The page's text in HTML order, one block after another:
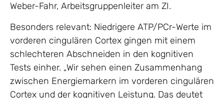
Weber-Fahr, Arbeitsgruppenleiter am ZI.
Besonders relevant: Niedrigere ATP/PCr-Werte im
vorderen cingulären Cortex gingen mit einem
schlechteren Abschneiden in den kognitiven
Tests einher. „Wir sehen einen Zusammenhang
zwischen Energiemarkern im vorderen cingulären
Cortex und der kognitiven Leistung. Das deutet